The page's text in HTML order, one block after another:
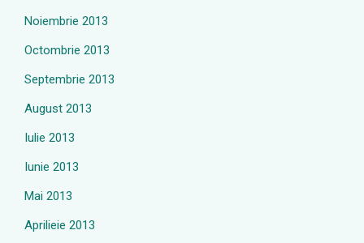
Noiembrie 2013
Octombrie 2013
Septembrie 2013
August 2013
Iulie 2013
Iunie 2013
Mai 2013
Aprilieie 2013